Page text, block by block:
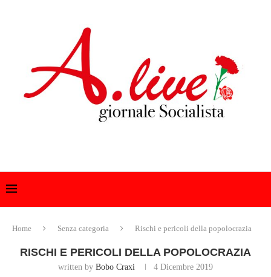
Home Senza categoria Rischi e pericoli della popolocrazia
RISCHI E PERICOLI DELLA POPOLOCRAZIA
written by Bobo Craxi 4 Dicembre 2019